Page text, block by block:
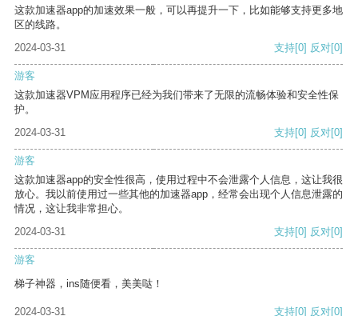
这款加速器app的加速效果一般，可以再提升一下，比如能够支持更多地
区的线路。
2024-03-31
支持[0] 反对[0]
游客
这款加速器VPM应用程序已经为我们带来了无限的流畅体验和安全性保
护。
2024-03-31
支持[0] 反对[0]
游客
这款加速器app的安全性很高，使用过程中不会泄露个人信息，这让我很
放心。我以前使用过一些其他的加速器app，经常会出现个人信息泄露的
情况，这让我非常担心。
2024-03-31
支持[0] 反对[0]
游客
梯子神器，ins随便看，美美哒！
2024-03-31 支持[0] 反对[0]